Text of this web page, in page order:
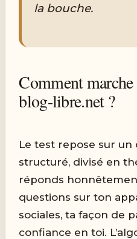
la bouche.
Comment
blog-libre.net ?
Le test repose sur un
structuré, divisé en
réponds
questions sur ton
sociales, ta façon de
confiance en toi.